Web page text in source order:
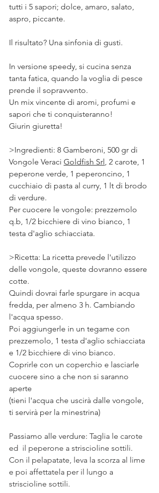
tutti i 5 sapori; dolce, amaro, salato,
aspro, piccante. ⠀
Il risultato? Una sinfonia di gusti.⠀
In versione speedy, si cucina senza
tanta fatica, quando la voglia di pesce
prende il sopravvento. ⠀
Un mix vincente di aromi, profumi e
sapori che ti conquisteranno!⠀
Giurin giuretta!
>Ingredienti: 8 Gamberoni, 500 gr di
Vongole Veraci Goldfish Srl, 2 carote, 1
peperone verde, 1 peperoncino, 1
cucchiaio di pasta al curry, 1 lt di brodo
di verdure.
Per cuocere le vongole: prezzemolo
q.b, 1/2 bicchiere di vino bianco, 1
testa d'aglio schiacciata.
>Ricetta: La ricetta prevede l'utilizzo
delle vongole, queste dovranno essere
cotte.
Quindi dovrai farle spurgare in acqua
fredda, per almeno 3 h. Cambiando
l'acqua spesso.
Poi aggiungerle in un tegame con
prezzemolo, 1 testa d'aglio schiacciata
e 1/2 bicchiere di vino bianco.
Coprirle con un coperchio e lasciarle
cuocere sino a che non si saranno
aperte
(tieni l'acqua che uscirà dalle vongole,
ti servirà per la minestrina)
Passiamo alle verdure: Taglia le carote
ed  il peperone a striscioline sottili.
Con il pelapatate, leva la scorza al lime
e poi affettatela per il lungo a
striscioline sottili.